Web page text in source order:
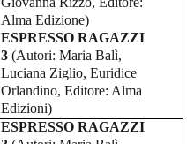
Alma Edizione)
ESPRESSO RAGAZZI
3(Autori: Maria Balì,
Luciana Ziglio, Euridice
Orlandino, Editore: Alma
Edizioni)
ESPRESSO RAGAZZI